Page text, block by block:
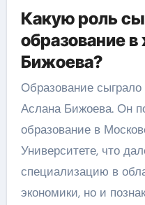
Какую роль
образование
Бижоева?
Образование
Аслана Бижоева. Он
образование в
Университете, что
специализацию в
экономики, но и